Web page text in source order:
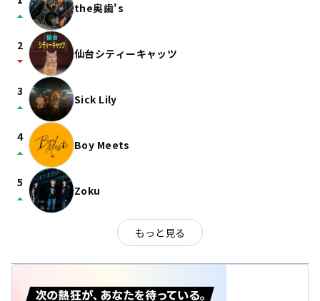
arrow_drop_up the奥歯's
2
arrow_drop_down 仙台シティーキャッツ
3
arrow_drop_up Sick Lily
4
arrow_drop_up Boy Meets
5
arrow_drop_up Zoku
もっと見る